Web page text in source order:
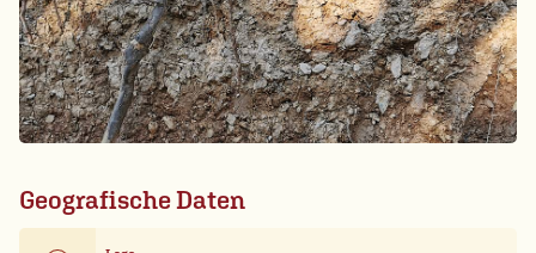
Geografische Daten